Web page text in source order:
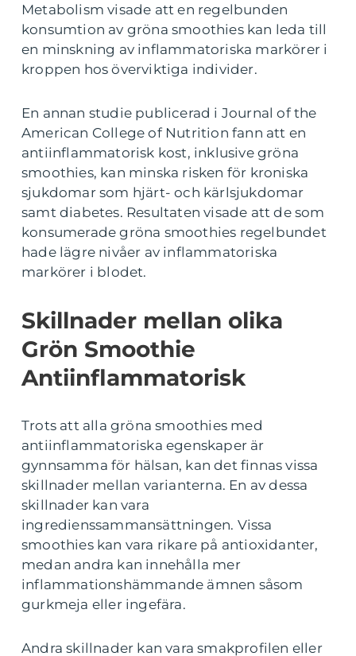
Metabolism visade att en regelbunden
konsumtion av gröna smoothies kan leda till
en minskning av inflammatoriska markörer i
kroppen hos överviktiga individer.
En annan studie publicerad i Journal of the
American College of Nutrition fann att en
antiinflammatorisk kost, inklusive gröna
smoothies, kan minska risken för kroniska
sjukdomar som hjärt- och kärlsjukdomar
samt diabetes. Resultaten visade att de som
konsumerade gröna smoothies regelbundet
hade lägre nivåer av inflammatoriska
markörer i blodet.
Skillnader mellan olika
Grön Smoothie
Antiinflammatorisk
Trots att alla gröna smoothies med
antiinflammatoriska egenskaper är
gynnsamma för hälsan, kan det finnas vissa
skillnader mellan varianterna. En av dessa
skillnader kan vara
ingredienssammansättningen. Vissa
smoothies kan vara rikare på antioxidanter,
medan andra kan innehålla mer
inflammationshämmande ämnen såsom
gurkmeja eller ingefära.
Andra skillnader kan vara smakprofilen eller